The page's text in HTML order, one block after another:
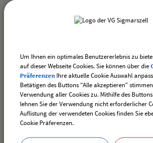
zurück
Um Ihnen ein optimales Benutzererlebnis zu
auf dieser Webseite Cookies. Sie können über die
Präferenzen Ihre aktuelle Cookie Auswahl
Betätigen des Buttons "Alle akzeptieren"
Verwendung aller Cookies zu. Mithilfe des
lehnen Sie der Verwendung nicht erforderlicher
Auflistung der verwendeten Cookies finden Sie
Cookie Präferenzen.